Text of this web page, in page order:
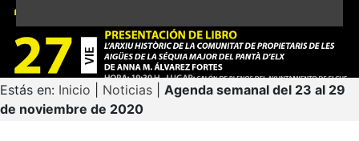
Estás en: Inicio Noticias
Agenda semanal del 23 al 29
de noviembre de 2020